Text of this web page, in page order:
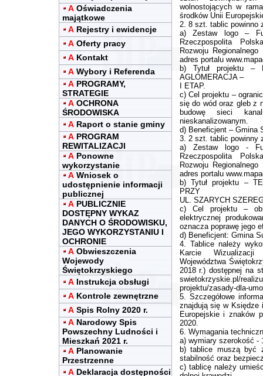
A Oświadczenia
majątkowe
A Rejestry i ewidencje
A Oferty pracy
A Kontakt
A Wybory i Referenda
A PROGRAMY,
STRATEGIE
A OCHRONA
ŚRODOWISKA
A Raport o stanie gminy
A PROGRAM
REWITALIZACJI
A Ponowne
wykorzystanie
A Wniosek o
udostępnienie informacji
publicznej
A PUBLICZNIE
DOSTĘPNY WYKAZ
DANYCH O ŚRODOWISKU,
JEGO WYKORZYSTANIU I
OCHRONIE
A Obwieszczenia
Wojewody
Świętokrzyskiego
A Instrukcja obsługi
A Kontrole zewnętrzne
A Spis Rolny 2020 r.
A Narodowy Spis
Powszechny Ludności i
Mieszkań 2021 r.
A Planowanie
Przestrzenne
A Deklaracja dostępności
wolnostojących w
środków Unii
2. 8 szt. tablic powinno
a) Zestaw logo –
Rzeczpospolita
Rozwoju
adres portalu
b) Tytuł projektu –
AGLOMERACJA –
I ETAP.
c) Cel projektu –
się do wód oraz gleb z
budowę sieci
nieskanalizowanym.
d) Beneficjent – Gmina
3. 2 szt. tablic powinny
a) Zestaw logo -
Rzeczpospolita
Rozwoju
adres portalu
b) Tytuł projektu –
PRZY
UL. SZARYCH
c) Cel projektu –
elektrycznej
oznacza poprawę jego
d) Beneficjent: Gmina
4. Tablice należy
Karcie Wizualizacji
Województwa
2018 r.) dostępnej na
swietokrzyskie.pl/
projektu/zasady-dla-
5. Szczegółowe
znajdują się w Księdze
Europejskie i znaków
2020.
6. Wymagania
a) wymiary szerokość -
b) tablice muszą być
stabilność oraz
c) tablicę należy